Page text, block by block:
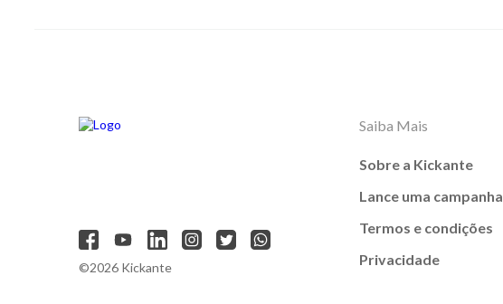
©2026 Kickante
Saiba Mais
Sobre a Kickante
Lance uma campanha
Termos e condições
Privacidade